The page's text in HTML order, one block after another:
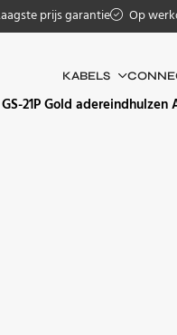
prijs garantie Op
KABELS
21P Gold adereindhulzen